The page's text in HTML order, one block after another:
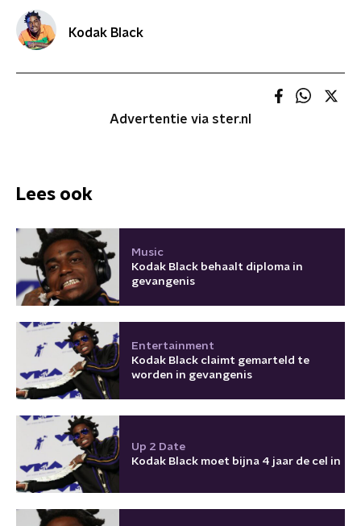
Kodak Black
Advertentie via ster.nl
Lees ook
Music
Kodak Black behaalt diploma in
gevangenis
Entertainment
Kodak Black claimt gemarteld te
worden in gevangenis
Up 2 Date
Kodak Black moet bijna 4 jaar de cel in